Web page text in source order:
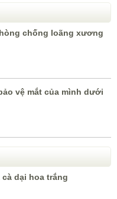
chống loãng xương
vệ mắt của mình dưới
dại hoa trắng